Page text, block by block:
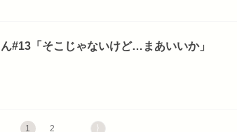
#13「そこじゃないけど…まあいいか」
1 2 ⟩